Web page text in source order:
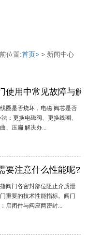
位置:首页> > 新闻中心
使用中常见故障与解
圈是否烧坏，电磁 阀芯是否
：更换电磁阀、更换线圈、
、压扁 解决办...
要注意什么性能呢?
阀门各密封部位阻止介质泄
重要的技术性能指标。阀门
启闭件与阀座两密封...